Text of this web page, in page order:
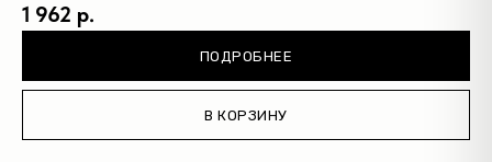
1 962 р.
ПОДРОБНЕЕ
В КОРЗИНУ